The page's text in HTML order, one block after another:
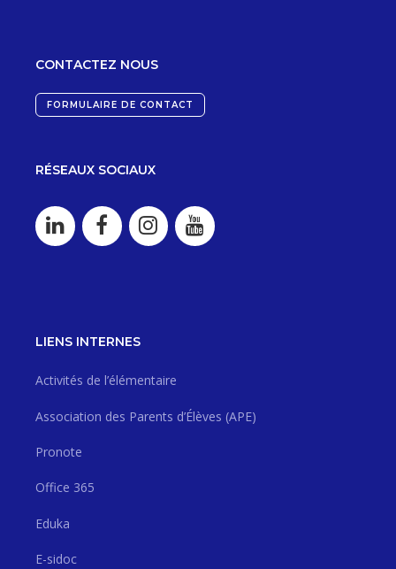
CONTACTEZ NOUS
FORMULAIRE DE CONTACT
RÉSEAUX SOCIAUX
LIENS INTERNES
Activités de l’élémentaire
Association des Parents d’Élèves (APE)
Pronote
Office 365
Eduka
E-sidoc